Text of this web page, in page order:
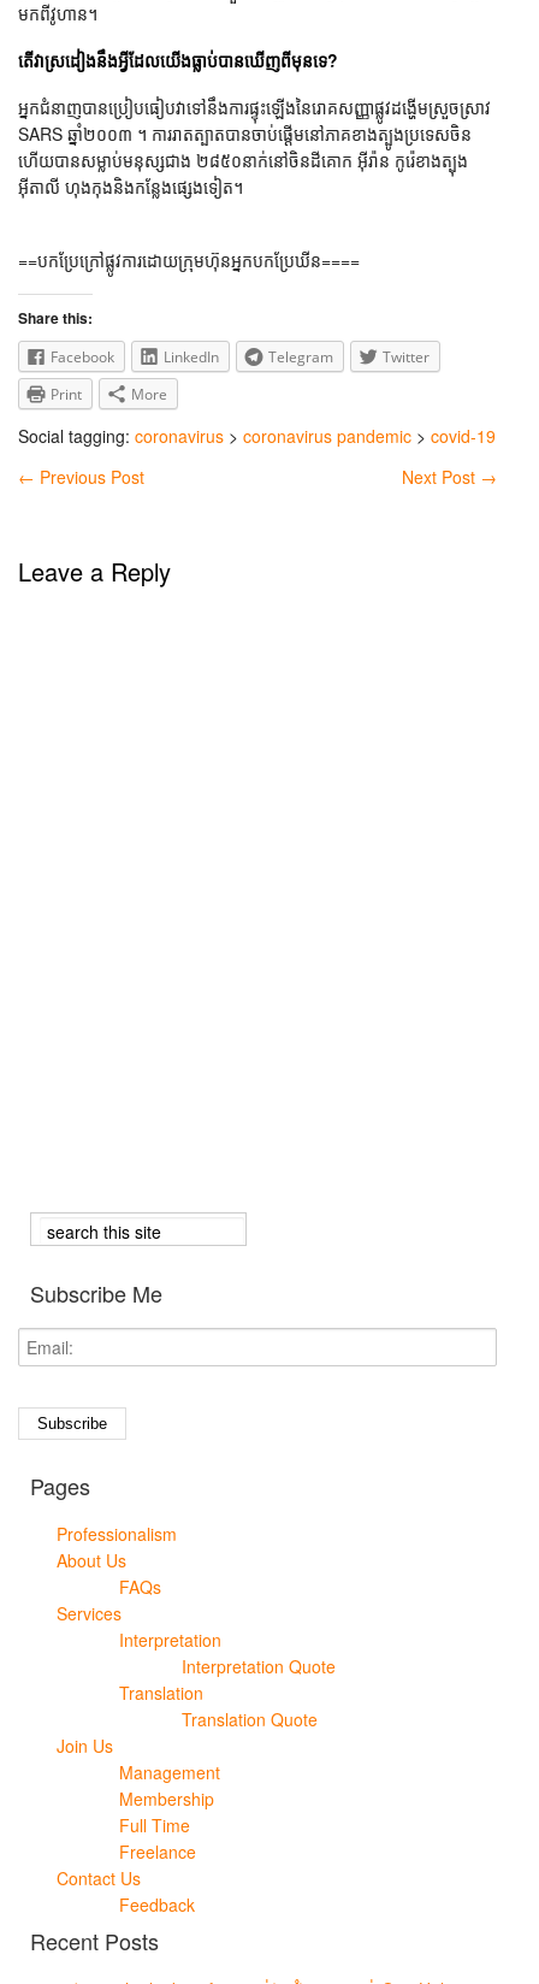
មកពីវូហាន។
តើវាស្រដៀងនឹងអ្វីដែលយើងធ្លាប់បានឃើញពីមុនទេ?
អ្នកជំនាញបានប្រៀបធៀបវាទៅនឹងការផ្ទុះឡើងនៃរោគសញ្ញាផ្លូវដង្ហើមស្រួចស្រាវ
SARS ឆ្នាំ២០០៣ ។ ការរាតត្បាតបានចាប់ផ្តើមនៅភាគខាងត្បូងប្រទេសចិន
ហើយបានសម្លាប់មនុស្សជាង ២៨៥០នាក់នៅចិនដីគោក អ៊ីរ៉ាន កូរ៉េខាងត្បុង
អ៊ីតាលី ហុងកុងនិងកន្លែងផ្សេងទៀត។
==បកប្រែក្រៅផ្លូវការដោយក្រុមហ៊ុនអ្នកបកប្រែឃីន====
Share this:
Facebook LinkedIn Telegram
Twitter
Print
More
Social tagging: coronavirus > coronavirus pandemic > covid-19
← Previous Post Next Post →
Leave a Reply
Subscribe Me
Pages
Professionalism
About Us
FAQs
Services
Interpretation
Interpretation Quote
Translation
Translation Quote
Join Us
Management
Membership
Full Time
Freelance
Contact Us
Feedback
Recent Posts